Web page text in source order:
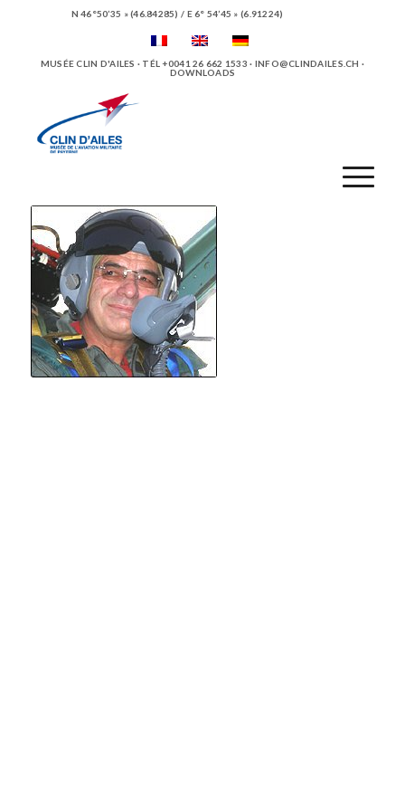
N 46°50’35 » (46.84285) / E 6° 54’45 » (6.91224)
MUSÉE CLIN D'AILES · TÉL +0041 26 662 1533 · INFO@CLINDAILES.CH ·
DOWNLOADS